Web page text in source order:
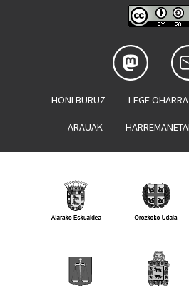
HONI BURUZ LEGE OHARRA
ARAUAK